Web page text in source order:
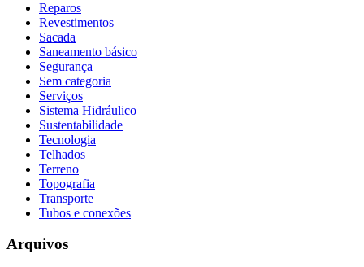
Reparos
Revestimentos
Sacada
Saneamento básico
Segurança
Sem categoria
Serviços
Sistema Hidráulico
Sustentabilidade
Tecnologia
Telhados
Terreno
Topografia
Transporte
Tubos e conexões
Arquivos